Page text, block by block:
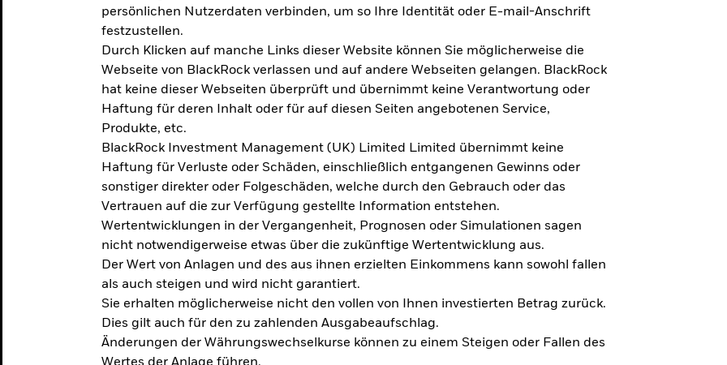
persönlichen Nutzerdaten verbinden, um so Ihre Identität oder E-mail-Anschrift
festzustellen.
Durch Klicken auf manche Links dieser Website können Sie möglicherweise die
Webseite von BlackRock verlassen und auf andere Webseiten gelangen. BlackRock
hat keine dieser Webseiten überprüft und übernimmt keine Verantwortung oder
Haftung für deren Inhalt oder für auf diesen Seiten angebotenen Service,
Produkte, etc.
BlackRock Investment Management (UK) Limited Limited übernimmt keine
Haftung für Verluste oder Schäden, einschließlich entgangenen Gewinns oder
sonstiger direkter oder Folgeschäden, welche durch den Gebrauch oder das
Vertrauen auf die zur Verfügung gestellte Information entstehen.
Wertentwicklungen in der Vergangenheit, Prognosen oder Simulationen sagen
nicht notwendigerweise etwas über die zukünftige Wertentwicklung aus.
Der Wert von Anlagen und des aus ihnen erzielten Einkommens kann sowohl fallen
als auch steigen und wird nicht garantiert.
Sie erhalten möglicherweise nicht den vollen von Ihnen investierten Betrag zurück.
Dies gilt auch für den zu zahlenden Ausgabeaufschlag.
Änderungen der Währungswechselkurse können zu einem Steigen oder Fallen des